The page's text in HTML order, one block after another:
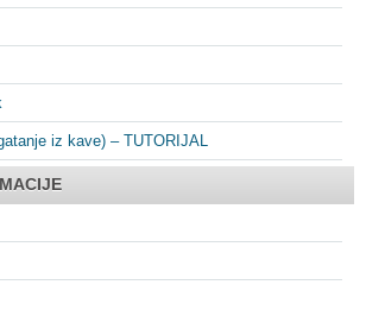
iz kave) – TUTORIJAL